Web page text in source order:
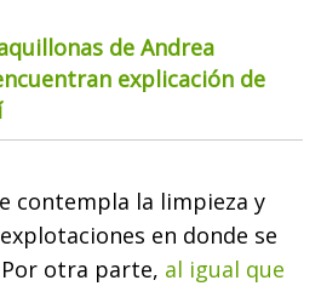
de Andrea
explicación de
contempla la limpieza y
en donde se
otra parte, al igual que